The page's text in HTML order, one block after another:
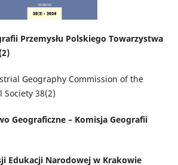
Przemysłu Polskiego Towarzystwa
Geography Commission of the
Society 38(2)
Geograficzne – Komisja Geografii
Edukacji Narodowej w Krakowie